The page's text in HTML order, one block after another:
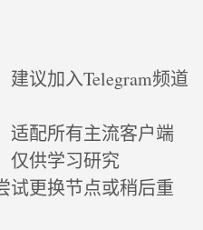
建议加入Telegram频道
适配所有主流客户端
仅供学习研究
试更换节点或稍后重